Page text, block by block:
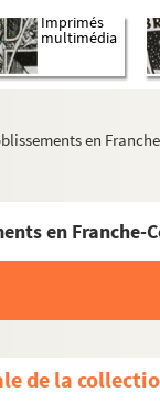
Imprimés
multimédia
en
en Franche-
de la